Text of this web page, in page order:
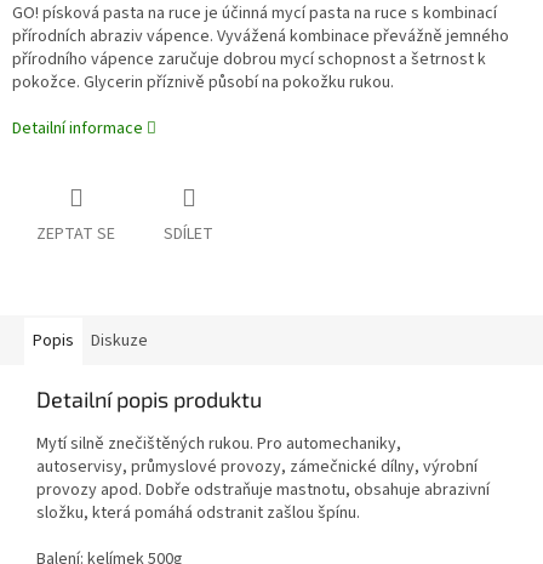
GO! písková pasta na ruce je účinná mycí pasta na ruce s kombinací
přírodních abraziv vápence. Vyvážená kombinace převážně jemného
přírodního vápence zaručuje dobrou mycí schopnost a šetrnost k
pokožce. Glycerin příznivě působí na pokožku rukou.
Detailní informace
ZEPTAT SE SDÍLET
Popis Diskuze
Detailní popis produktu
Mytí silně znečištěných rukou. Pro automechaniky,
autoservisy, průmyslové provozy, zámečnické dílny, výrobní
provozy apod. Dobře odstraňuje mastnotu, obsahuje abrazivní
složku, která pomáhá odstranit zašlou špínu.